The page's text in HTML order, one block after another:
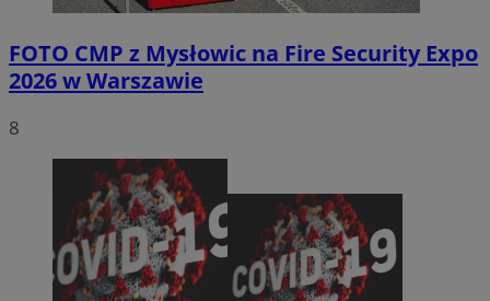
FOTO CMP z Mysłowic na Fire Security Expo
2026 w Warszawie
8